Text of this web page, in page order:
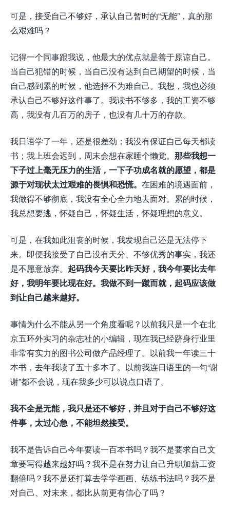
可是，接受自己不够好，承认自己暂时的“无能”，真的那
么艰难吗？
记得一个同事跟我说，他最大的优点就是善于原谅自己。
当自己犯错的时候，当自己没有达到自己期望的时候，当
自己感到累的时候，他选择不为难自己。我想，我也必须
承认自己不够好这件事了。我读书不够多，我的工资不够
高，我没有几百万的房子，也没有几十万的存款。
我日语学了一年，还是很差劲；我没有保证自己每天都读
书；我上班会迟到，周末会想在家睡个懒觉。 那些我想一
下子过上毫无压力的生活，一下子功成名就的愿望，都是
源于对现状太过艰难的畏惧和恐慌。 在困难的境遇面前，
我做得不够彻底，我没有全心全力地去面对。累的时候，
我总想要逃，怀疑自己，怀疑生活，怀疑理想的意义。
可是，在我如此沮丧的时候，我发现自己还是无法停下
来。即便我接受了自己没有天分、不够优秀的事实，我还
是不愿意放弃。 起码我今天要比昨天好，我今年要比去年
好，我明年要比现在好。我做不到一蹴而就，起码应该做
到让自己越来越好。
事情为什么不能从另一个角度看呢？以前我只是一个在北
京五环外实习的杂志社的小编辑，现在我已经跻身行业里
非常有实力的图书公司做产品经理了。以前我一年读三十
本书，去年我读了五十多本了。以前我连日语里的一句“谢
谢”都不会说，现在我多少可以说点口语了。
我不全是无能，我只是还不够好，并且对于自己不够好这
件事，太过心急，不能坦然接受。
我不是告诉自己今年要读一百本书吗？我不是要求自己文
章要写得越来越好吗？我不是在努力让自己升职加薪工资
翻倍吗？我不是还打算去学学画画、练练书法吗？我不是
对自己、对未来，都比从前更有信心了吗？